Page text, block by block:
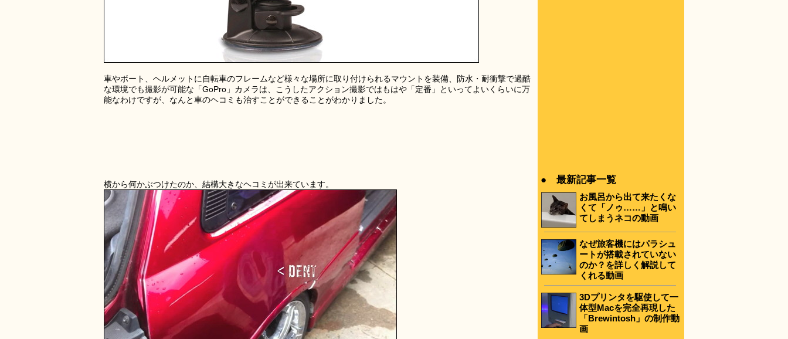
車やボート、ヘルメットに自転車のフレームなど様々な場所に取り付けられるマウントを装備、防水・耐衝撃で過酷
な環境でも撮影が可能な「GoPro」カメラは、こうしたアクション撮影ではもはや「定番」といってよいくらいに万
能なわけですが、なんと車のヘコミも治すことができることがわかりました。
横から何かぶつけたのか、結構大きなヘコミが出来ています。 ● 最新記事一覧
お風呂から出て来たくな
くて「ノゥ……」と鳴い
てしまうネコの動画
なぜ旅客機にはパラシュ
ートが搭載されていない
のか？を詳しく解説して
くれる動画
3Dプリンタを駆使して一
体型Macを完全再現した
「Brewintosh」の制作動
画